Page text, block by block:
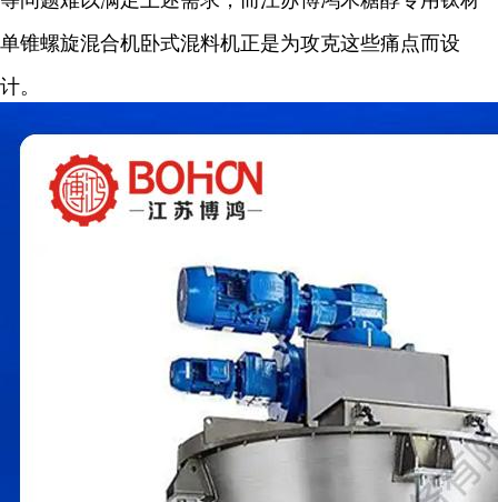
单锥螺旋混合机卧式混料机正是为攻克这些痛点而设
计。